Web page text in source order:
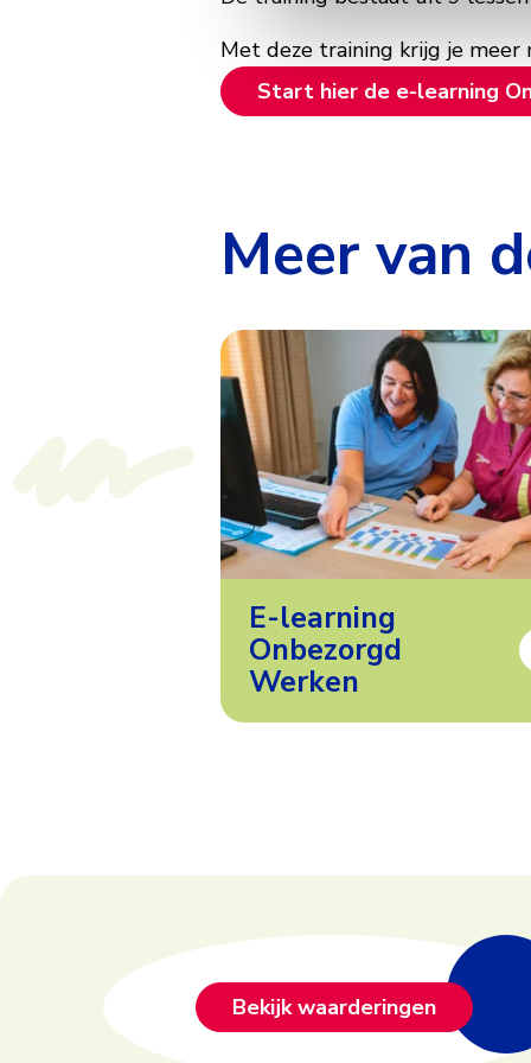
Met deze training krijg je
Start hier de e-learning
Meer van
E-learning
Onbezorgd
Werken
Footer
Bekijk waarderingen